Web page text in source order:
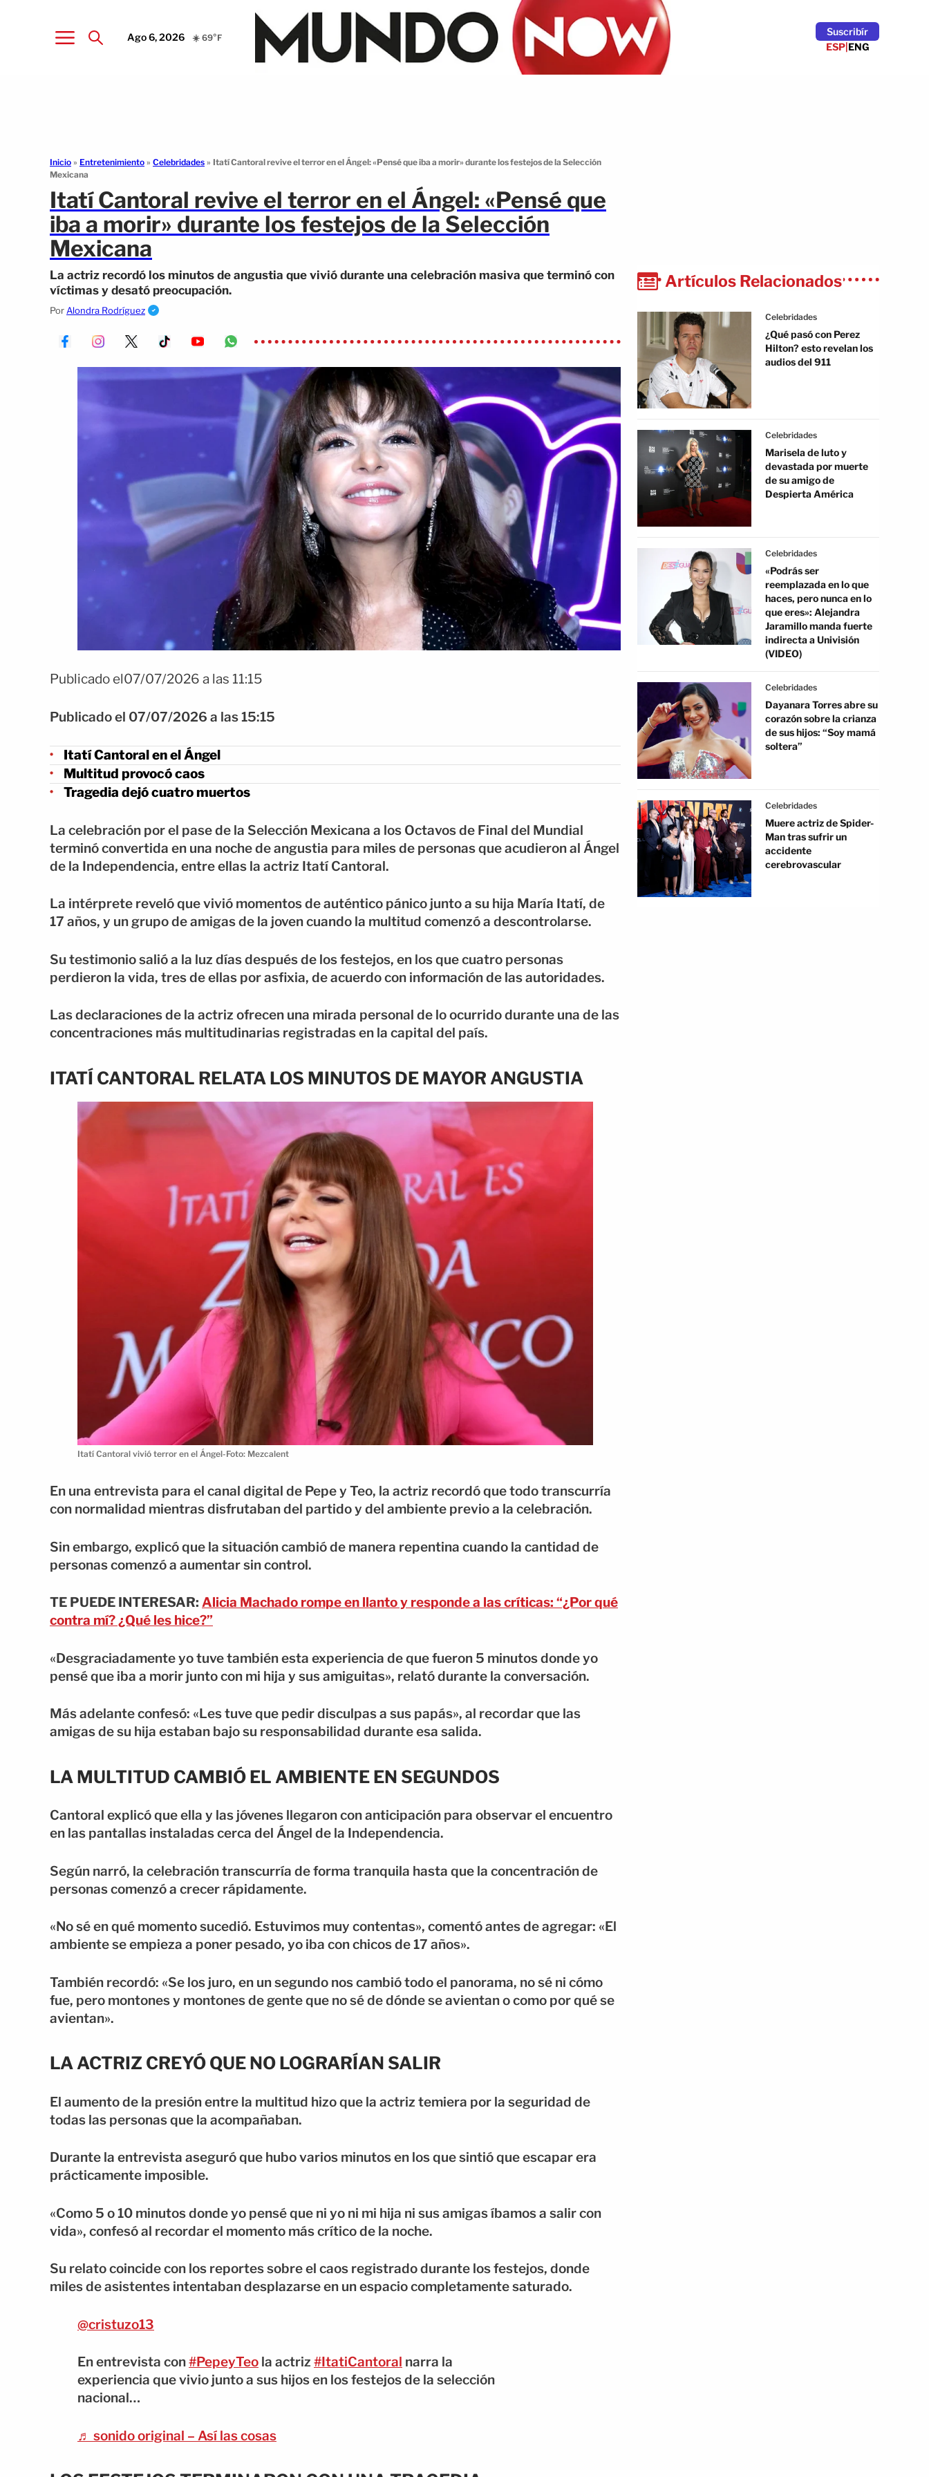
Ago 6, 2026 ☀️ 69°F
Suscribír
ESP|ENG
Inicio » Entretenimiento » Celebridades » Itatí Cantoral revive el terror en el Ángel: «Pensé que iba a morir» durante los festejos de la Selección
Mexicana
Itatí Cantoral revive el terror en el Ángel: «Pensé que
iba a morir» durante los festejos de la Selección
Mexicana
La actriz recordó los minutos de angustia que vivió durante una celebración masiva que terminó con
víctimas y desató preocupación.
Por Alondra Rodríguez
Publicado el07/07/2026 a las 11:15
Publicado el 07/07/2026 a las 15:15
Itatí Cantoral en el Ángel
Multitud provocó caos
Tragedia dejó cuatro muertos
La celebración por el pase de la Selección Mexicana a los Octavos de Final del Mundial
terminó convertida en una noche de angustia para miles de personas que acudieron al Ángel
de la Independencia, entre ellas la actriz Itatí Cantoral.
La intérprete reveló que vivió momentos de auténtico pánico junto a su hija María Itatí, de
17 años, y un grupo de amigas de la joven cuando la multitud comenzó a descontrolarse.
Su testimonio salió a la luz días después de los festejos, en los que cuatro personas
perdieron la vida, tres de ellas por asfixia, de acuerdo con información de las autoridades.
Las declaraciones de la actriz ofrecen una mirada personal de lo ocurrido durante una de las
concentraciones más multitudinarias registradas en la capital del país.
ITATÍ CANTORAL RELATA LOS MINUTOS DE MAYOR ANGUSTIA
Itatí Cantoral vivió terror en el Ángel-Foto: Mezcalent
En una entrevista para el canal digital de Pepe y Teo, la actriz recordó que todo transcurría
con normalidad mientras disfrutaban del partido y del ambiente previo a la celebración.
Sin embargo, explicó que la situación cambió de manera repentina cuando la cantidad de
personas comenzó a aumentar sin control.
TE PUEDE INTERESAR: Alicia Machado rompe en llanto y responde a las críticas: “¿Por qué
contra mí? ¿Qué les hice?”
«Desgraciadamente yo tuve también esta experiencia de que fueron 5 minutos donde yo
pensé que iba a morir junto con mi hija y sus amiguitas», relató durante la conversación.
Más adelante confesó: «Les tuve que pedir disculpas a sus papás», al recordar que las
amigas de su hija estaban bajo su responsabilidad durante esa salida.
LA MULTITUD CAMBIÓ EL AMBIENTE EN SEGUNDOS
Cantoral explicó que ella y las jóvenes llegaron con anticipación para observar el encuentro
en las pantallas instaladas cerca del Ángel de la Independencia.
Según narró, la celebración transcurría de forma tranquila hasta que la concentración de
personas comenzó a crecer rápidamente.
«No sé en qué momento sucedió. Estuvimos muy contentas», comentó antes de agregar: «El
ambiente se empieza a poner pesado, yo iba con chicos de 17 años».
También recordó: «Se los juro, en un segundo nos cambió todo el panorama, no sé ni cómo
fue, pero montones y montones de gente que no sé de dónde se avientan o como por qué se
avientan».
LA ACTRIZ CREYÓ QUE NO LOGRARÍAN SALIR
El aumento de la presión entre la multitud hizo que la actriz temiera por la seguridad de
todas las personas que la acompañaban.
Durante la entrevista aseguró que hubo varios minutos en los que sintió que escapar era
prácticamente imposible.
«Como 5 o 10 minutos donde yo pensé que ni yo ni mi hija ni sus amigas íbamos a salir con
vida», confesó al recordar el momento más crítico de la noche.
Su relato coincide con los reportes sobre el caos registrado durante los festejos, donde
miles de asistentes intentaban desplazarse en un espacio completamente saturado.
@cristuzo13
En entrevista con#PepeyTeo la actriz #ItatiCantoral narra la
experiencia que vivio junto a sus hijos en los festejos de la selección
nacional…
♬ sonido original – Así las cosas
Artículos Relacionados
Celebridades
¿Qué pasó con Perez
Hilton? esto revelan los
audios del 911
Celebridades
Marisela de luto y
devastada por muerte
de su amigo de
Despierta América
Celebridades
«Podrás ser
reemplazada en lo que
haces, pero nunca en lo
que eres»: Alejandra
Jaramillo manda fuerte
indirecta a Univisión
(VIDEO)
Celebridades
Dayanara Torres abre su
corazón sobre la crianza
de sus hijos: “Soy mamá
soltera”
Celebridades
Muere actriz de Spider-
Man tras sufrir un
accidente
cerebrovascular